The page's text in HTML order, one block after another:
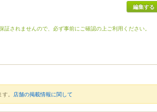
編集する
されませんので、必ず事前にご確認の上ご利用ください。
。 店舗の掲載情報に関して